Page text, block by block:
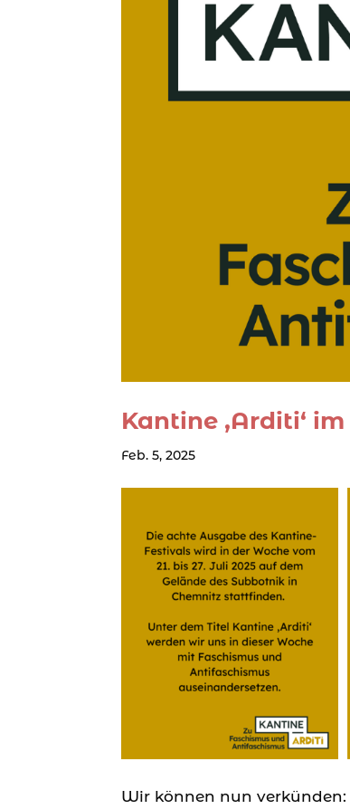
Kantine ‚Arditi‘
Feb. 5, 2025
Wir können nun